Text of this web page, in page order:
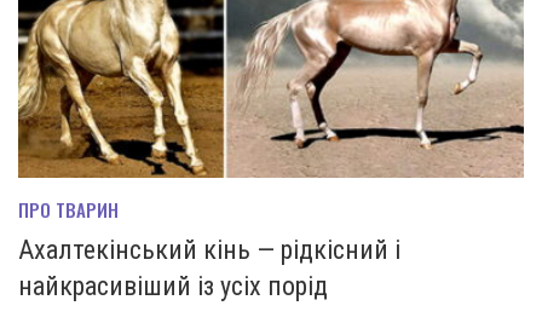
ПРО ТВАРИН
Аxaлтекінський кінь — рідкісний і
найкрасивіший із усіх порід